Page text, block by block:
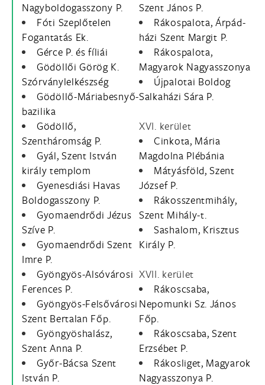
Nagyboldogasszony P.
Fóti Szeplőtelen
Fogantatás Ek.
Gérce P. és fíliái
Gödöllői Görög K.
Szórványlelkészség
Gödöllő-Máriabesnyő-
bazilika
Gödöllő,
Szentháromság P.
Gyál, Szent István
király templom
Gyenesdiási Havas
Boldogasszony P.
Gyomaendrődi Jézus
Szíve P.
Gyomaendrődi Szent
Imre P.
Gyöngyös-Alsóvárosi
Ferences P.
Gyöngyös-Felsővárosi
Szent Bertalan Főp.
Gyöngyöshalász,
Szent Anna P.
Győr-Bácsa Szent
István P.
Szent János P.
Rákospalota, Árpád-
házi Szent Margit P.
Rákospalota,
Magyarok Nagyasszonya
Újpalotai Boldog
Salkaházi Sára P.
XVI. kerület
Cinkota, Mária
Magdolna Plébánia
Mátyásföld, Szent
József P.
Rákosszentmihály,
Szent Mihály-t.
Sashalom, Krisztus
Király P.
XVII. kerület
Rákoscsaba,
Nepomunki Sz. János
Főp.
Rákoscsaba, Szent
Erzsébet P.
Rákosliget, Magyarok
Nagyasszonya P.